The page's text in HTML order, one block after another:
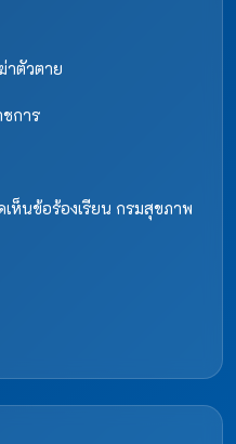
าตัวตาย
การ
ห็นข้อร้องเรียน กรมสุขภาพ